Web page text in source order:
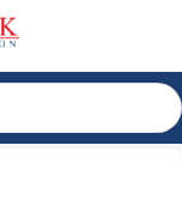
Accessoires D’accès